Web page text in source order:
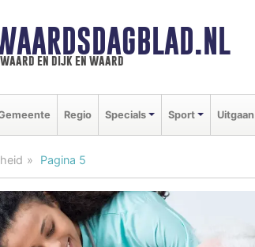
en dijk en waard
Regio Specials Sport Uitgaan
Pagina 5